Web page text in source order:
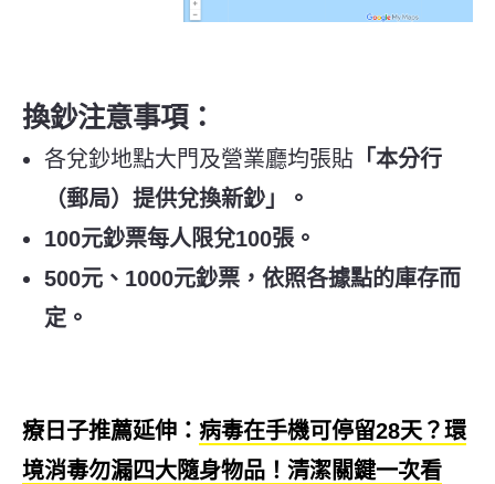
換鈔注意事項：
各兌鈔地點大門及營業廳均張貼 「本分行
（郵局）提供兌換新鈔」。
100元鈔票每人限兌100張。
500元、1000元鈔票，依照各據點的庫存而
定。
療日子推薦延伸： 病毒在手機可停留28天？環
境消毒勿漏四大隨身物品！清潔關鍵一次看